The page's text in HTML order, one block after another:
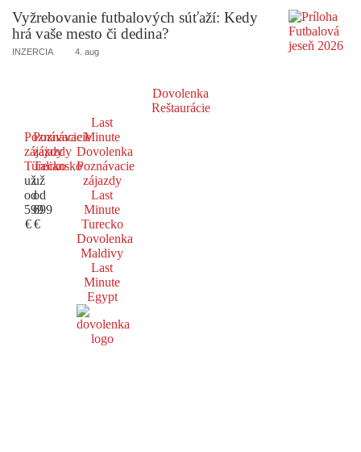
Vyžrebovanie futbalových súťaží: Kedy
hrá vaše mesto či dedina?
INZERCIA 4. aug
Dovolenka
Reštaurácie
Poznávacie
zájazdy
Turecko
už
od
599
€
Poznávacie
zájazdy
Taliansko
už
od
699
€
Last
Minute
Dovolenka
Poznávacie
zájazdy
Last
Minute
Turecko
Dovolenka
Maldivy
Last
Minute
Egypt